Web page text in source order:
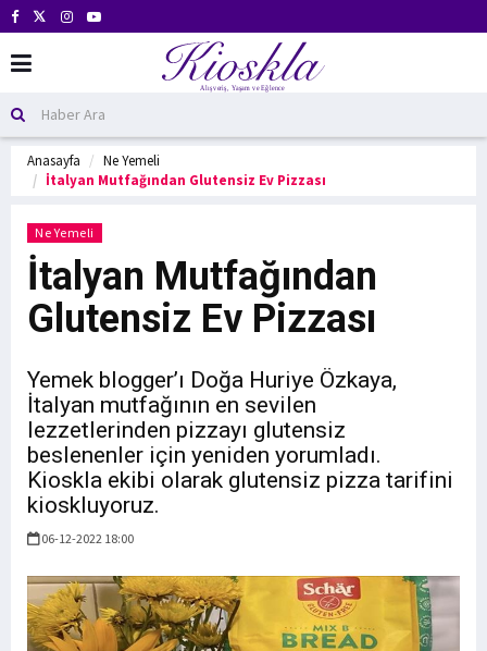
Anasayfa
Ne Yemeli
İtalyan Mutfağından Glutensiz Ev Pizzası
Ne Yemeli
İtalyan Mutfağından
Glutensiz Ev Pizzası
Yemek blogger’ı Doğa Huriye Özkaya,
İtalyan mutfağının en sevilen
lezzetlerinden pizzayı glutensiz
beslenenler için yeniden yorumladı.
Kioskla ekibi olarak glutensiz pizza tarifini
kioskluyoruz.
06-12-2022 18:00